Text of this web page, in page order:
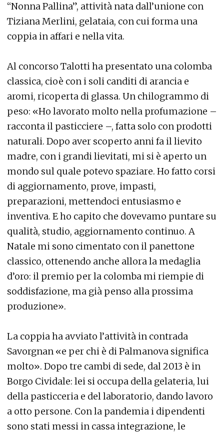
“Nonna Pallina”, attività nata dall’unione con
Tiziana Merlini, gelataia, con cui forma una
coppia in affari e nella vita.
Al concorso Talotti ha presentato una colomba
classica, cioè con i soli canditi di arancia e
aromi, ricoperta di glassa. Un chilogrammo di
peso: «Ho lavorato molto nella profumazione –
racconta il pasticciere –, fatta solo con prodotti
naturali. Dopo aver scoperto anni fa il lievito
madre, con i grandi lievitati, mi si è aperto un
mondo sul quale potevo spaziare. Ho fatto corsi
di aggiornamento, prove, impasti,
preparazioni, mettendoci entusiasmo e
inventiva. E ho capito che dovevamo puntare su
qualità, studio, aggiornamento continuo. A
Natale mi sono cimentato con il panettone
classico, ottenendo anche allora la medaglia
d’oro: il premio per la colomba mi riempie di
soddisfazione, ma già penso alla prossima
produzione».
La coppia ha avviato l’attività in contrada
Savorgnan «e per chi è di Palmanova significa
molto». Dopo tre cambi di sede, dal 2013 è in
Borgo Cividale: lei si occupa della gelateria, lui
della pasticceria e del laboratorio, dando lavoro
a otto persone. Con la pandemia i dipendenti
sono stati messi in cassa integrazione, le